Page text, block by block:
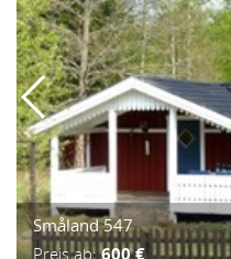
Småland 547
Preis ab:600 €